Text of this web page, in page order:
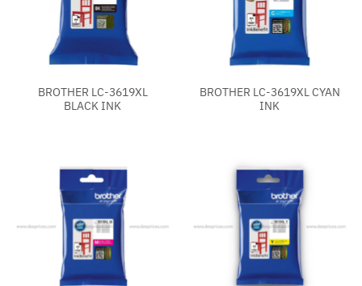
BROTHER LC-3619XL
BLACK INK
BROTHER LC-3619XL CYAN
INK